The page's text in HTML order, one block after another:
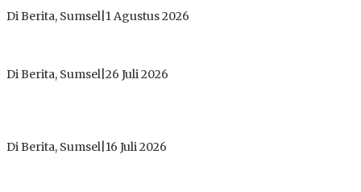
Di Berita, Sumsel 1 Agustus 2026
Di Berita, Sumsel 26 Juli 2026
Di Berita, Sumsel 16 Juli 2026